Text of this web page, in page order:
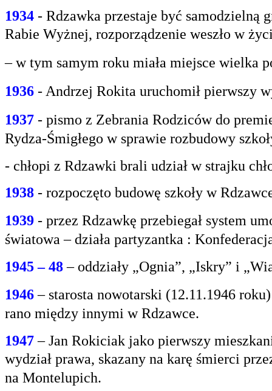
1934 - Rdzawka przestaje być samodzielną
Rabie Wyżnej, rozporządzenie weszło w
– w tym samym roku miała miejsce wielka
1936 - Andrzej Rokita uruchomił pierwszy
1937 - pismo z Zebrania Rodziców do
Rydza-Śmigłego w sprawie rozbudowy
- chłopi z Rdzawki brali udział w strajku
1938 - rozpoczęto budowę szkoły w
1939 - przez Rdzawkę przebiegał system
światowa – działa partyzantka :
1945 – 48– oddziały „Ognia”, „Iskry” i
1946– starosta nowotarski (12.11.1946
rano między innymi w Rdzawce.
1947 – Jan Rokiciak jako pierwszy
wydział prawa, skazany na karę śmierci
na Montelupich.